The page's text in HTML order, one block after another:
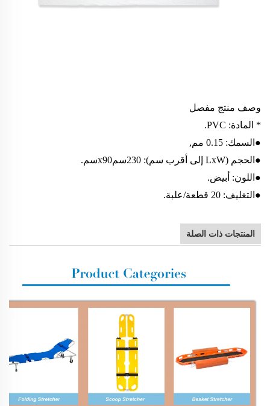
وصف منتج مفصل
* المادة: PVC.
●السمك: 0.15 مم,
●الحجم (LxW إلى أقرب سم): 230سمx90سم.
●اللون: أبيض.
●التغليف: 20 قطعة/علبة.
المنتجات ذات الصلة